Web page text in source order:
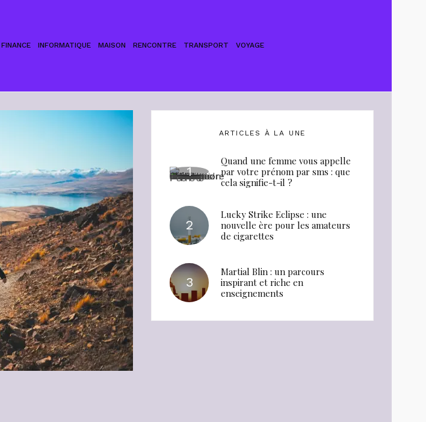
FINANCE INFORMATIQUE MAISON RENCONTRE TRANSPORT VOYAGE
ARTICLES À LA UNE
Quand une femme vous appelle
par votre prénom par sms : que
cela signifie-t-il ?
Lucky Strike Eclipse : une
nouvelle ère pour les amateurs
de cigarettes
Martial Blin : un parcours
inspirant et riche en
enseignements